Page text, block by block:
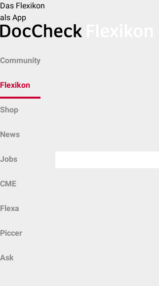
Das Flexikon
als App
Community
Flexikon
Shop
News
Jobs
CME
Flexa
Piccer
Ask